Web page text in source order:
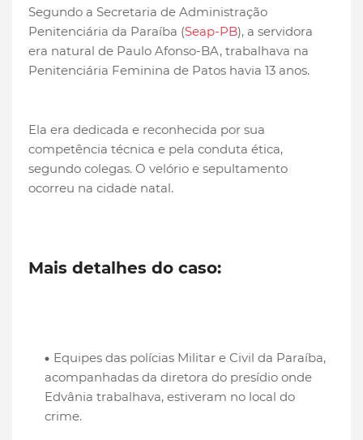
Segundo a Secretaria de Administração
Penitenciária da Paraíba (Seap-PB), a servidora
era natural de Paulo Afonso-BA, trabalhava na
Penitenciária Feminina de Patos havia 13 anos.
Ela era dedicada e reconhecida por sua
competência técnica e pela conduta ética,
segundo colegas. O velório e sepultamento
ocorreu na cidade natal.
Mais detalhes do caso:
Equipes das polícias Militar e Civil da Paraíba,
acompanhadas da diretora do presídio onde
Edvânia trabalhava, estiveram no local do
crime.